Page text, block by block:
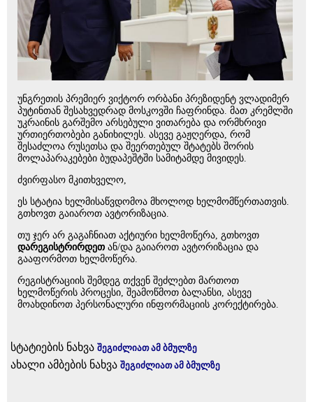
უნგრეთის პრემიერ ვიქტორ ორბანი პრეზიდენტ ვლადიმერ
პუტინთან შესახვედრად მოსკოვში ჩაფრინდა. მათ კრემლში
უკრაინის გარშემო არსებული ვითარება და ორმხრივი
ურთიერთობები განიხილეს. ასევე გაჟღერდა, რომ
შესაძლოა რუსეთსა და შეერთებულ შტატებს შორის
მოლაპარაკებები ბუდაპეშტში სამიტამდე მივიდეს.
ძვირფასო მკითხველო,
ეს სტატია ხელმისაწვდომოა მხოლოდ ხელმომწერთათვის.
გთხოვთ გაიაროთ ავტორიზაცია.
თუ ჯერ არ გაგაჩნიათ აქტიური ხელმოწერა, გთხოვთ
დარეგისტრირდეთ ან/და გაიაროთ ავტორიზაცია და
გააფორმოთ ხელმოწერა.
რეგისტრაციის შემდეგ თქვენ შეძლებთ მართოთ
ხელმოწერის პროცესი, შეამოწმოთ ბალანსი, ასევე
მოახდინოთ პერსონალური ინფორმაციის კორექტირება.
სტატიების ნახვა შეგიძლიათ ამ ბმულზე
ახალი ამბების ნახვა შეგიძლიათ ამ ბმულზე